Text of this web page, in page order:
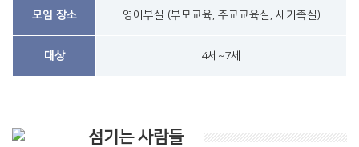
모임 장소 영아부실 (부모교육, 주교교육실, 새가족실)
대상 4세~7세
섬기는 사람들